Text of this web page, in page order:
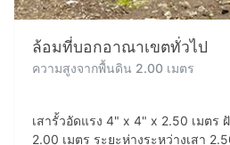
ล้อมที่บอกอาณาเขตทั่วไป
ความสูงจากพื้นดิน 2.00 เมตร
เสารั้วอัดแรง 4" x 4" x 2.50 เมตร
2.00 เมตร ระยะห่างระหว่างเสา